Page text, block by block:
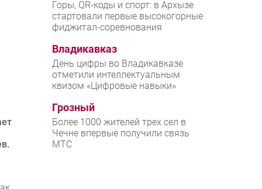
Горы, QR-коды и спорт: в Архызе
стартовали первые высокогорные
фиджитал-соревнования
Владикавказ
День цифры во Владикавказе
отметили интеллектуальным
квизом «Цифровые навыки»
Грозный
Более 1000 жителей трех сел в
Чечне впервые получили связь
МТС